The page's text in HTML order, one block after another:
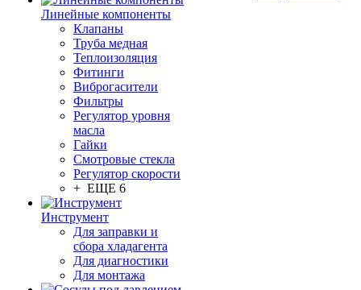
Линейные компоненты
Клапаны
Труба медная
Теплоизоляция
Фитинги
Виброгасители
Фильтры
Регулятор уровня
масла
Гайки
Смотровые стекла
Регулятор скорости
+ ЕЩЕ 6
Инструмент
Для заправки и
сбора хладагента
Для диагностики
Для монтажа